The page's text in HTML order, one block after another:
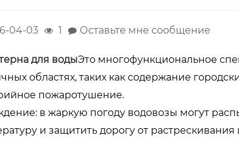
04-03 1 Оставьте мне сообщение
для водыЭто многофункциональное
областях, таких как содержание
пожаротушение.
в жаркую погоду водовозы могут
и защитить дорогу от